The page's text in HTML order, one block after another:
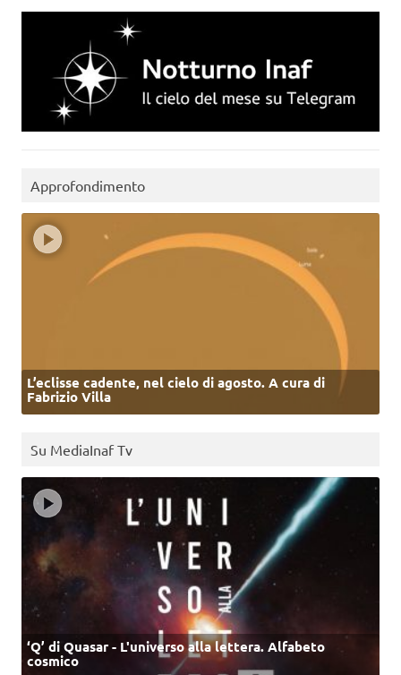
Approfondimento
L’eclisse cadente, nel cielo di agosto. A cura di
Fabrizio Villa
Su MediaInaf Tv
‘Q’ di Quasar - L'universo alla lettera. Alfabeto
cosmico